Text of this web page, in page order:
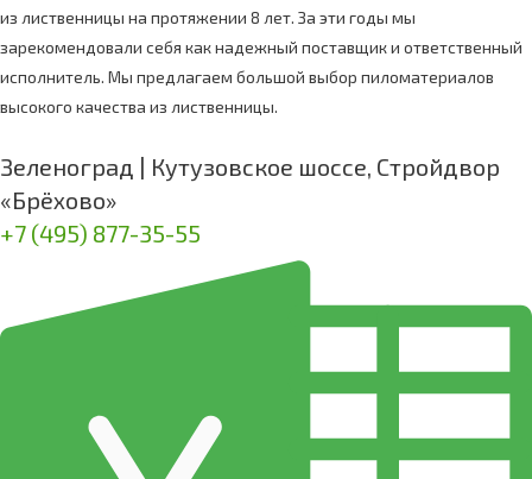
из лиственницы на протяжении 8 лет. За эти годы мы
зарекомендовали себя как надежный поставщик и ответственный
исполнитель. Мы предлагаем большой выбор пиломатериалов
высокого качества из лиственницы.
Зеленоград | Кутузовское шоссе, Стройдвор
«Брёхово»
+7 (495) 877-35-55